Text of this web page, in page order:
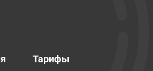
Тарифы